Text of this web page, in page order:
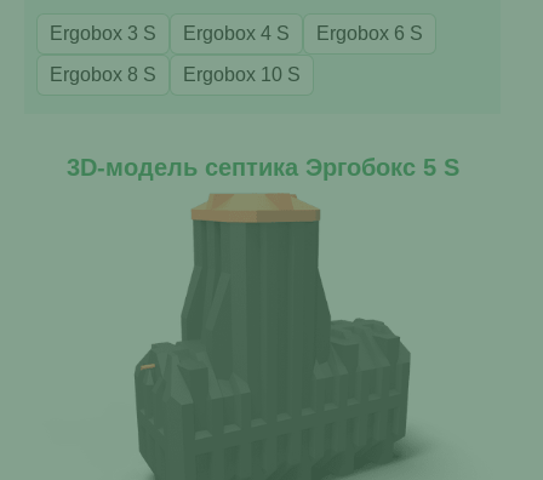
Ergobox 3 S Ergobox 4 S
Ergobox 6 S
Ergobox 8 S
Ergobox 10 S
3D-модель септика Эргобокс 5 S